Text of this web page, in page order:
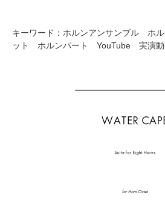
キーワード：ホルンアンサンブル ホ
ット ホルンパート YouTube 実演動